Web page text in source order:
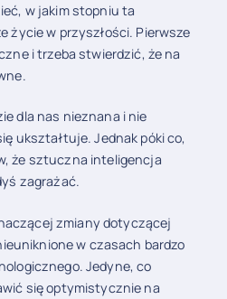
w jakim stopniu ta
życie w przyszłości. Pierwsze
i trzeba stwierdzić, że na
dla nas nieznana i nie
ukształtuje. Jednak póki co,
że sztuczna inteligencja
zagrażać.
zmiany dotyczącej
w czasach bardzo
Jedyne, co
się optymistycznie na